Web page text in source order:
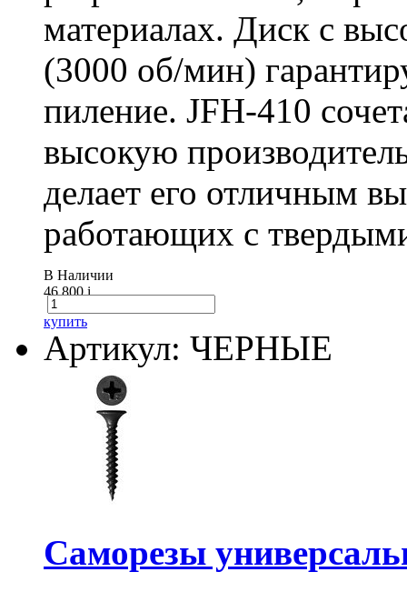
материалах. Диск с
(3000 об/мин)
пиление. JFH-410
высокую
делает его отличным
работающих с
В Наличии
46 800i
купить
Артикул: ЧЕРНЫЕ
Саморезы